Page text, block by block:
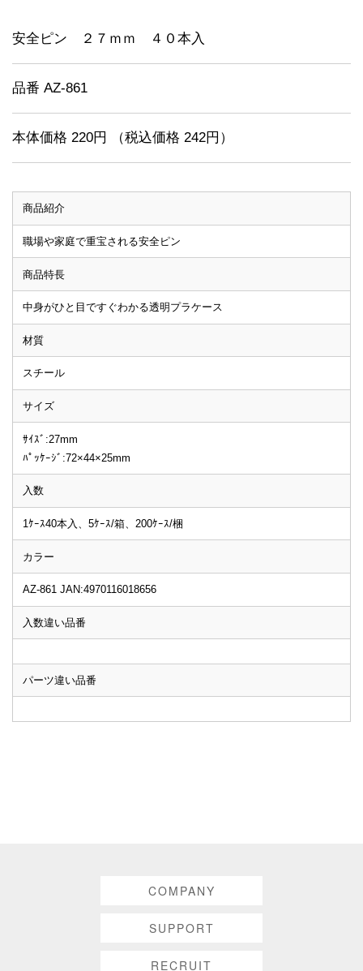
安全ピン ２７ｍｍ ４０本入
品番 AZ-861
本体価格 220円 （税込価格 242円）
商品紹介
職場や家庭で重宝される安全ピン
商品特長
中身がひと目ですぐわかる透明プラケース
材質
スチール
サイズ
ｻｲｽﾞ:27mm
ﾊﾟｯｹｰｼﾞ:72×44×25mm
入数
1ｹｰｽ40本入、5ｹｰｽ/箱、200ｹｰｽ/梱
カラー
AZ-861 JAN:4970116018656
入数違い品番
パーツ違い品番
COMPANY
SUPPORT
RECRUIT